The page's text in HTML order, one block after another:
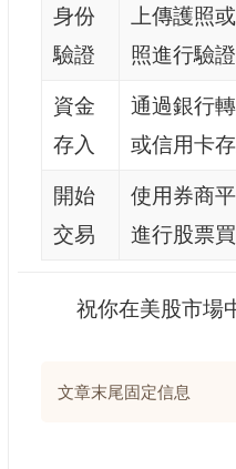
身份
驗證
上傳護照
照進行驗證
資金
存入
通過銀行
或信用卡
開始
交易
使用券商
進行股票
祝你在美股市場
文章末尾固定信息